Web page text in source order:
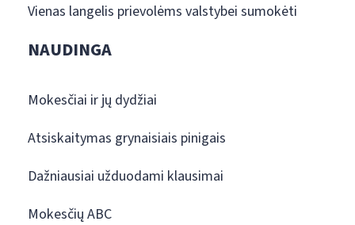
Vienas langelis prievolėms valstybei sumokėti
NAUDINGA
Mokesčiai ir jų dydžiai
Atsiskaitymas grynaisiais pinigais
Dažniausiai užduodami klausimai
Mokesčių ABC